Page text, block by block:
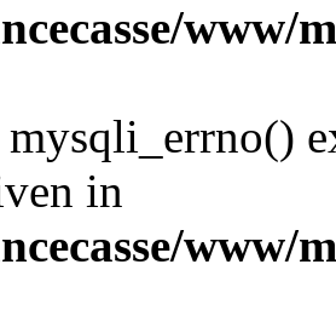
www/
mysqli_errno()
in
www/